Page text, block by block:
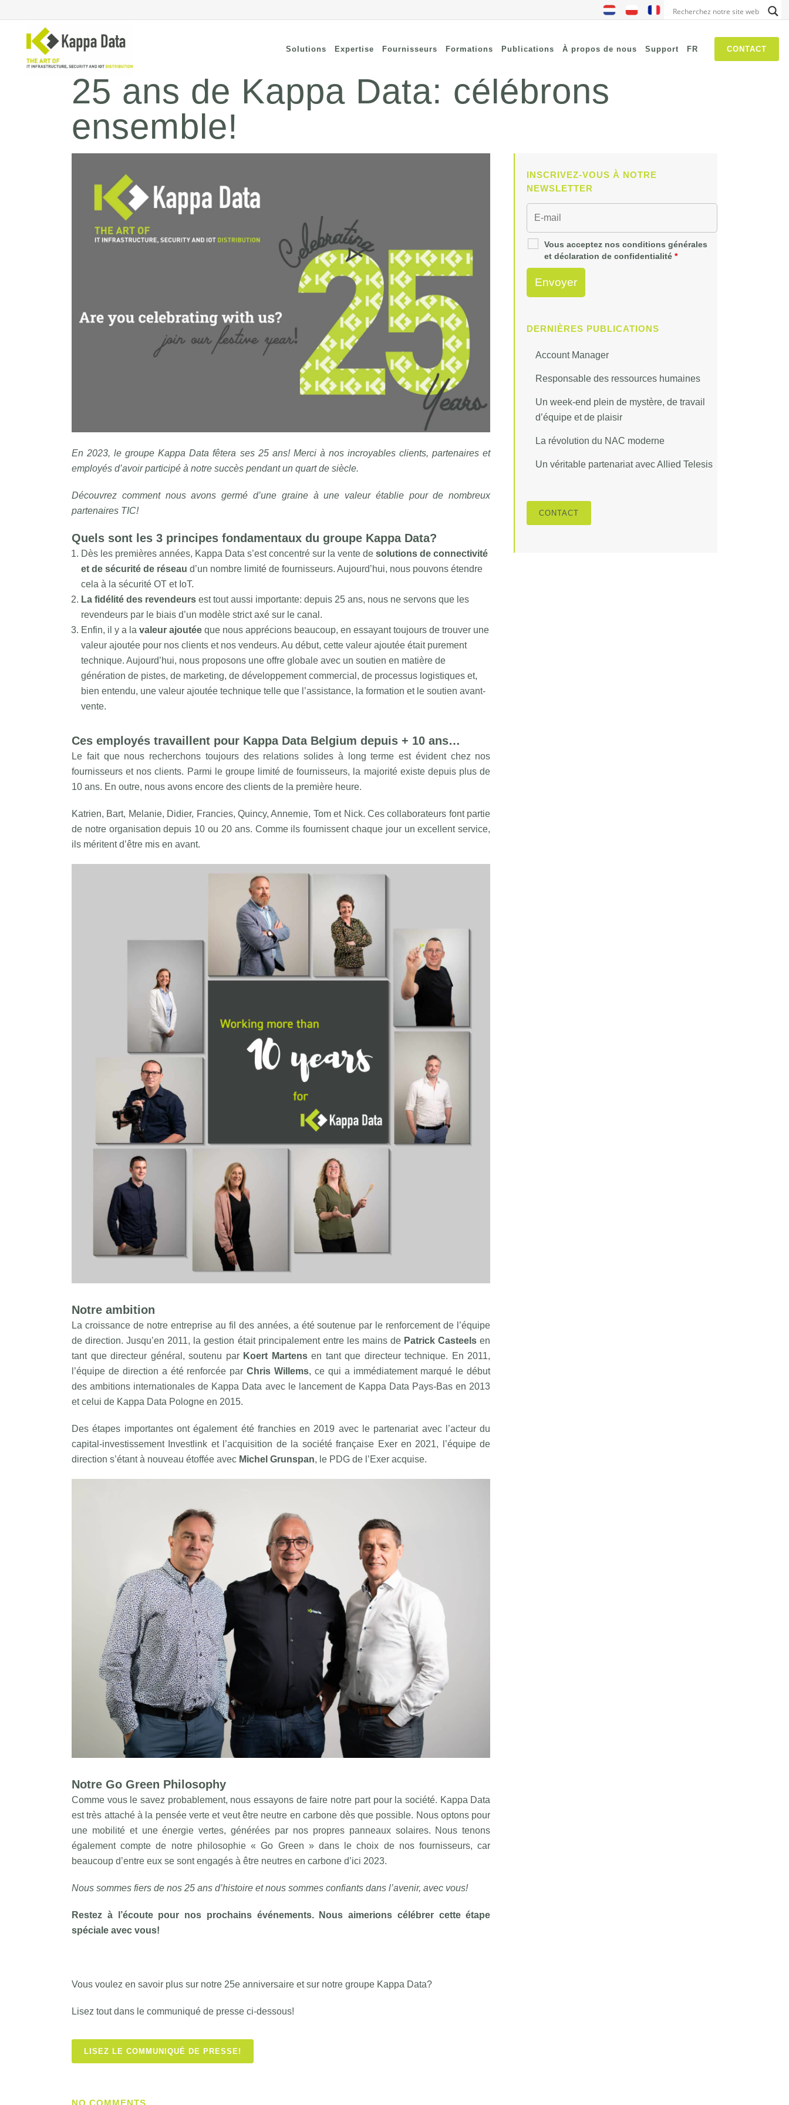
CONTACT
Solutions
Solutions Wi-Fi
Commutation
Routage de réseau
Wi-Fi / Bluetooth
Security Awareness
Expertise Fournisseurs Formations Publications À propos de nous Support FR
25 ans de Kappa Data: célébrons
ensemble!
En 2023, le groupe Kappa Data fêtera ses 25 ans! Merci à nos incroyables clients, partenaires et
employés d’avoir participé à notre succès pendant un quart de siècle.
Découvrez comment nous avons germé d’une graine à une valeur établie pour de nombreux
partenaires TIC!
Quels sont les 3 principes fondamentaux du groupe Kappa Data?
Dès les premières années, Kappa Data s’est concentré sur la vente de solutions de connectivité
et de sécurité de réseau d’un nombre limité de fournisseurs. Aujourd’hui, nous pouvons étendre
cela à la sécurité OT et IoT.
La fidélité des revendeurs est tout aussi importante: depuis 25 ans, nous ne servons que les
revendeurs par le biais d’un modèle strict axé sur le canal.
Enfin, il y a la valeur ajoutée que nous apprécions beaucoup, en essayant toujours de trouver une
valeur ajoutée pour nos clients et nos vendeurs. Au début, cette valeur ajoutée était purement
technique. Aujourd’hui, nous proposons une offre globale avec un soutien en matière de
génération de pistes, de marketing, de développement commercial, de processus logistiques et,
bien entendu, une valeur ajoutée technique telle que l’assistance, la formation et le soutien avant-
vente.
Ces employés travaillent pour Kappa Data Belgium depuis + 10 ans…
Le fait que nous recherchons toujours des relations solides à long terme est évident chez nos
fournisseurs et nos clients. Parmi le groupe limité de fournisseurs, la majorité existe depuis plus de
10 ans. En outre, nous avons encore des clients de la première heure.
Katrien, Bart, Melanie, Didier, Francies, Quincy, Annemie, Tom et Nick. Ces collaborateurs font partie
de notre organisation depuis 10 ou 20 ans. Comme ils fournissent chaque jour un excellent service,
ils méritent d’être mis en avant.
Notre ambition
La croissance de notre entreprise au fil des années, a été soutenue par le renforcement de l’équipe
de direction. Jusqu’en 2011, la gestion était principalement entre les mains de Patrick Casteels en
tant que directeur général, soutenu par Koert Martensen tant que directeur technique. En 2011,
l’équipe de direction a été renforcée parChris Willems, ce qui a immédiatement marqué le début
des ambitions internationales de Kappa Data avec le lancement de Kappa Data Pays-Bas en 2013
et celui de Kappa Data Pologne en 2015.
Des étapes importantes ont également été franchies en 2019 avec le partenariat avec l’acteur du
capital-investissement Investlink et l’acquisition de la société française Exer en 2021, l’équipe de
direction s’étant à nouveau étoffée avec Michel Grunspan, le PDG de l’Exer acquise.
Notre Go Green Philosophy
Comme vous le savez probablement, nous essayons de faire notre part pour la société. Kappa Data
est très attaché à la pensée verte et veut être neutre en carbone dès que possible. Nous optons pour
une mobilité et une énergie vertes, générées par nos propres panneaux solaires. Nous tenons
également compte de notre philosophie « Go Green » dans le choix de nos fournisseurs, car
beaucoup d’entre eux se sont engagés à être neutres en carbone d’ici 2023.
Nous sommes fiers de nos 25 ans d’histoire et nous sommes confiants dans l’avenir, avec vous!
Restez à l’écoute pour nos prochains événements. Nous aimerions célébrer cette étape
spéciale avec vous!
Vous voulez en savoir plus sur notre 25e anniversaire et sur notre groupe Kappa Data?
Lisez tout dans le communiqué de presse ci-dessous!
LISEZ LE COMMUNIQUÉ DE PRESSE!
INSCRIVEZ-VOUS À NOTRE
NEWSLETTER
Vous acceptez nos conditions générales
et déclaration de confidentialité*
DERNIÈRES PUBLICATIONS
Account Manager
Responsable des ressources humaines
Un week-end plein de mystère, de travail
d’équipe et de plaisir
La révolution du NAC moderne
Un véritable partenariat avec Allied Telesis
CONTACT